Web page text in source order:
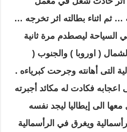
… ثم اثناء بطالته اثر تخرجه …
السياحة ليصطدم مرة ثانية
( اوروبا ) والجنوب (
التى أهانته وجرحت كبرياءه .
اعجابه فكادت له مكائد أجبرته
الى إيطاليا ليجد نفسه
ويغرق في الرأسمالية